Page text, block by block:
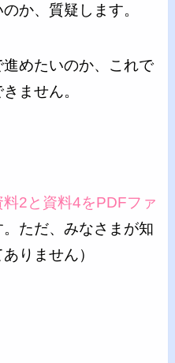
か、質疑します。
めたいのか、これで
ません。
2と資料4をPDFファ
。ただ、みなさまが知
りません）